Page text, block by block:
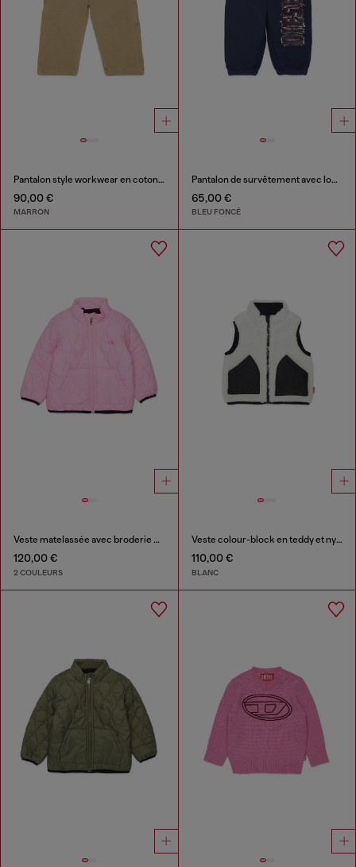
Pantalon style workwear en coton stretch
90,00 €
MARRON
Pantalon de survêtement avec logo effet effiloché
65,00 €
BLEU FONCÉ
Veste matelassée avec broderie Oval D
120,00 €
2 COULEURS
Veste colour-block en teddy et nylon
110,00 €
BLANC